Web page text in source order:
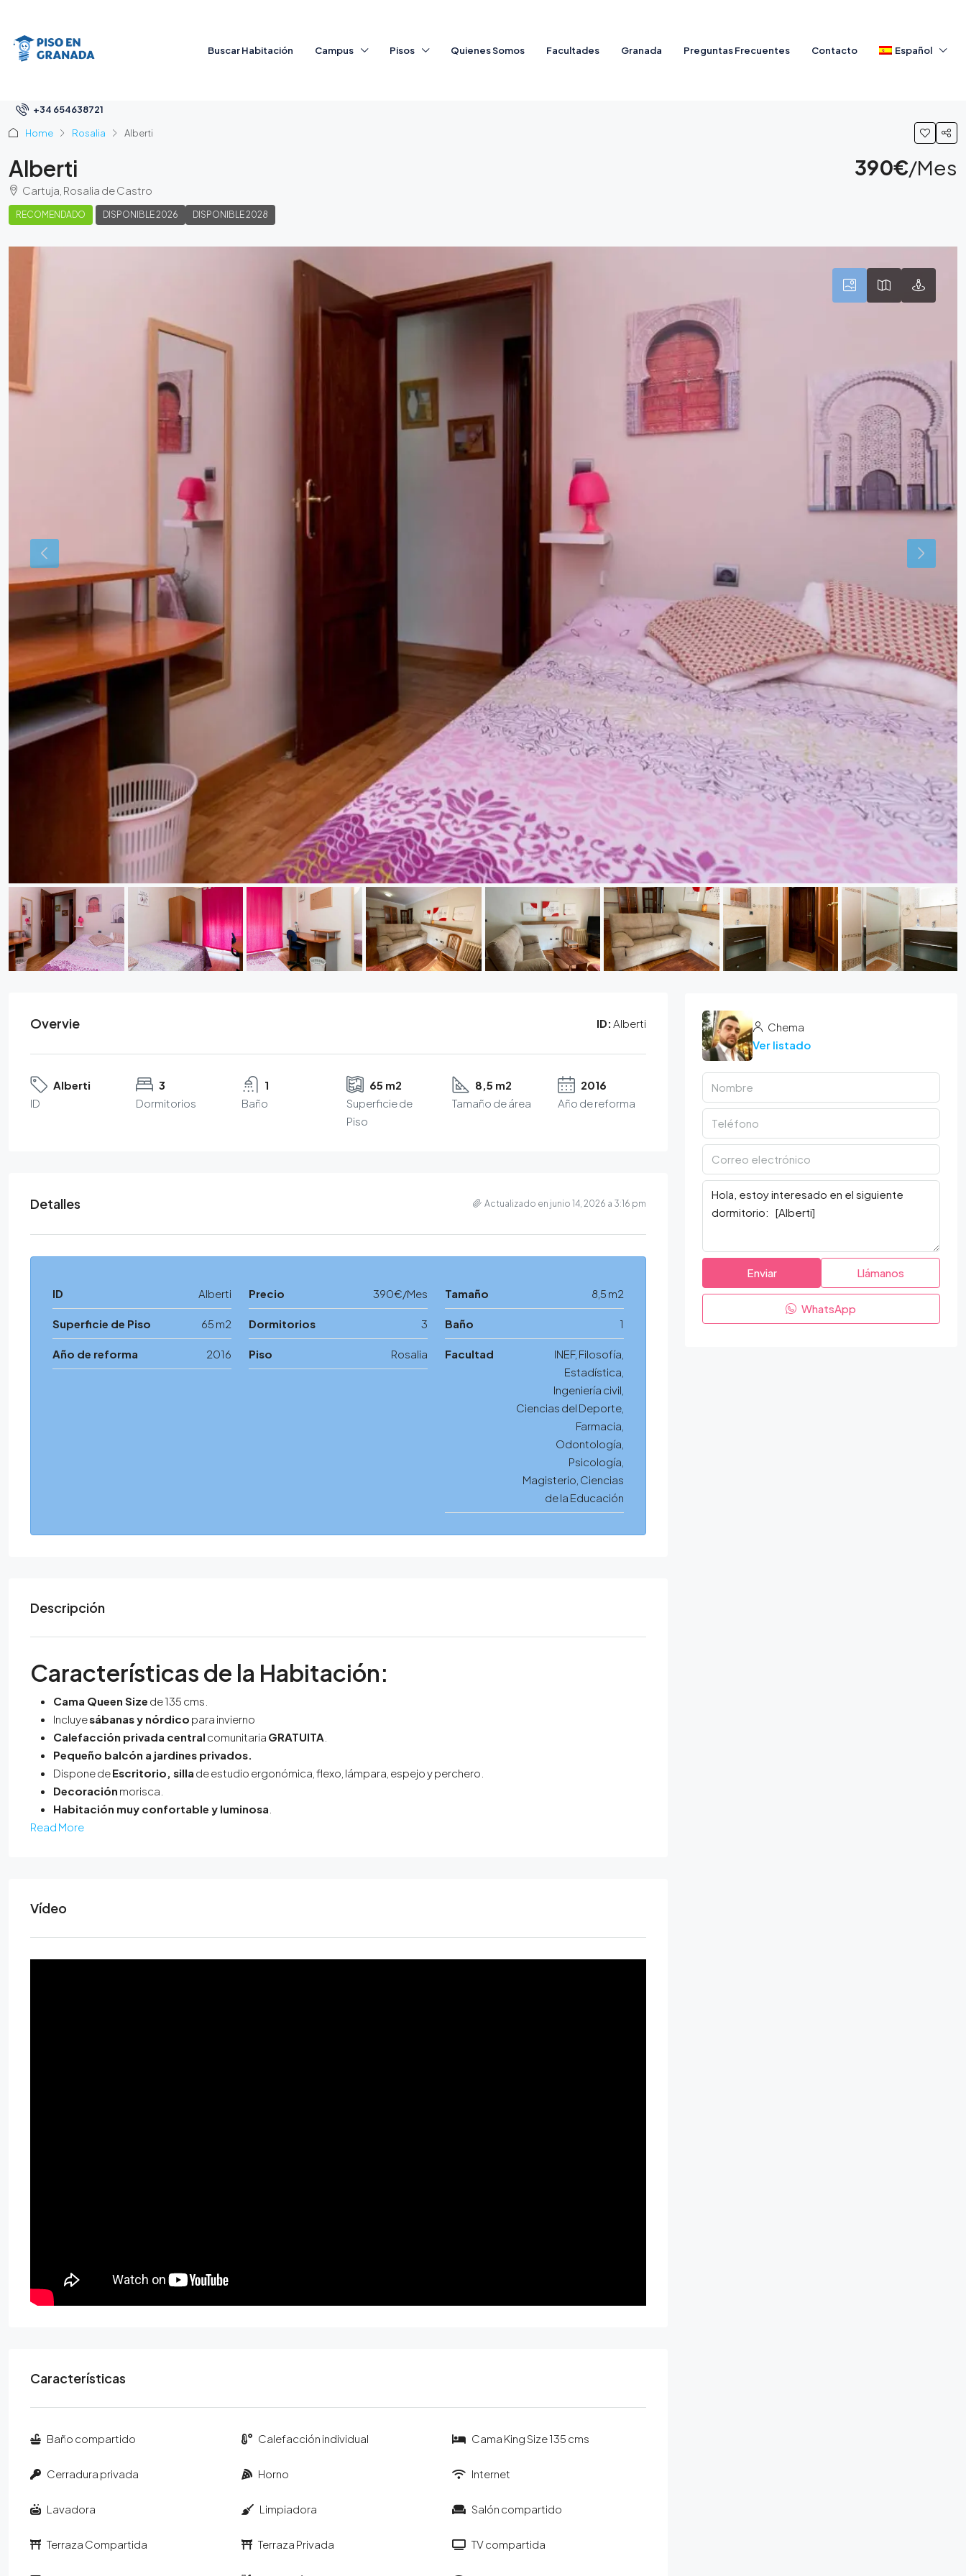
Buscar Habitación Campus Pisos Quienes Somos Facultades Granada Preguntas Frecuentes Contacto Español
+34 654638721
Home Rosalia Alberti
Alberti
Cartuja, Rosalia de Castro
RECOMENDADO DISPONIBLE 2026 DISPONIBLE 2028
390€/Mes
Overvie ID: Alberti
Alberti
ID
3
Dormitorios
1
Baño
65 m2
Superficie de
Piso
8,5 m2
Tamaño de área
2016
Año de reforma
Detalles Actualizado en junio 14, 2026 a 3:16 pm
ID Alberti Precio 390€/Mes Tamaño 8,5 m2
Superficie de Piso 65 m2 Dormitorios 3 Baño 1
Año de reforma 2016 Piso Rosalia Facultad
INEF, Filosofía,
Estadística,
Ingeniería civil,
Ciencias del Deporte,
Farmacia,
Odontología,
Psicología,
Magisterio, Ciencias
de la Educación
Descripción
Características de la Habitación:
Cama Queen Size de 135 cms.
Incluyesábanas y nórdico para invierno
Calefacción privada central comunitaria GRATUITA
Pequeño balcón a jardines privados.
Dispone deEscritorio, silla de estudio ergonómica, flexo, lámpara, espejo y perchero.
Decoración morisca.
Habitación muy confortable y luminosa
Read More
Vídeo
Características
Baño compartido Calefacción individual Cama King Size 135 cms
Cerradura privada Horno Internet
Lavadora Limpiadora Salón compartido
Terraza Compartida Terraza Privada TV compartida
Chema
Ver listado
Enviar Llámanos
WhatsApp